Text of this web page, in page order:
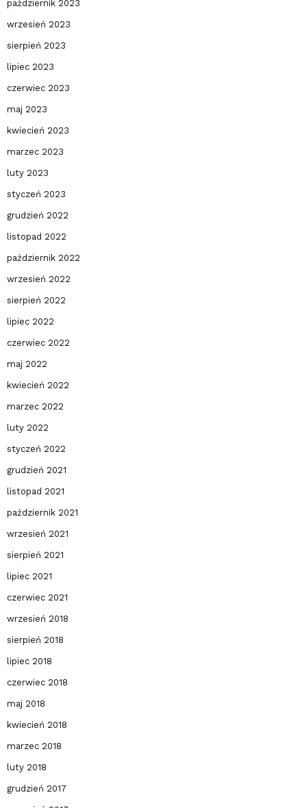
październik 2023
wrzesień 2023
sierpień 2023
lipiec 2023
czerwiec 2023
maj 2023
kwiecień 2023
marzec 2023
luty 2023
styczeń 2023
grudzień 2022
listopad 2022
październik 2022
wrzesień 2022
sierpień 2022
lipiec 2022
czerwiec 2022
maj 2022
kwiecień 2022
marzec 2022
luty 2022
styczeń 2022
grudzień 2021
listopad 2021
październik 2021
wrzesień 2021
sierpień 2021
lipiec 2021
czerwiec 2021
wrzesień 2018
sierpień 2018
lipiec 2018
czerwiec 2018
maj 2018
kwiecień 2018
marzec 2018
luty 2018
grudzień 2017